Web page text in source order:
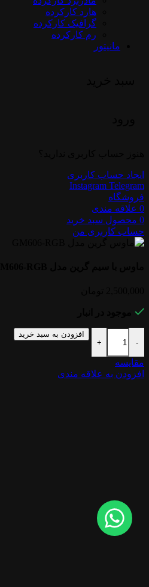
هارد کارکرده
گرافیک کارکرده
رم کارکرده
مانیتور
ایجاد حساب کاربری
Instagram Telegram
فروشگاه
0 علاقه مندی
0 محصول سبد خرید
حساب کاربری من
-
+
افزودن به سبد خرید
مقایسه
افزودن به علاقه مندی